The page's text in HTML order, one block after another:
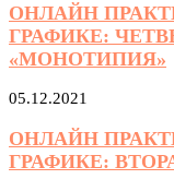
ОНЛАЙН
ГРАФИКЕ:
«МОНОТИПИЯ»
05.12.2021
ОНЛАЙН
ГРАФИКЕ: